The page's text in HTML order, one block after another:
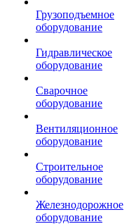
Грузоподъемное
оборудование
Гидравлическое
оборудование
Сварочное
оборудование
Вентиляционное
оборудование
Строительное
оборудование
Железнодорожное
оборудование